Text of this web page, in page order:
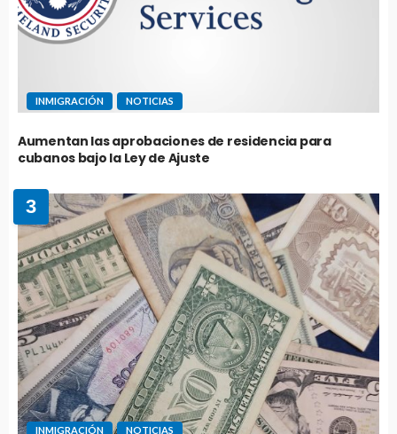
INMIGRACIÓN NOTICIAS
Aumentan las aprobaciones de residencia para
cubanos bajo la Ley de Ajuste
3
INMIGRACIÓN NOTICIAS